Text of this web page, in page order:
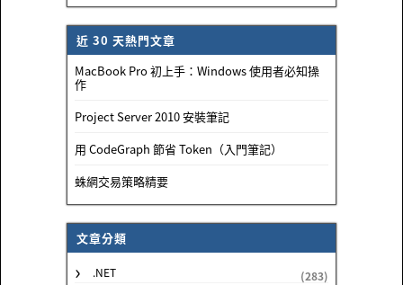
近 30 天熱門文章
MacBook Pro 初上手：Windows 使用者必知操
作
Project Server 2010 安裝筆記
用 CodeGraph 節省 Token（入門筆記）
蛛網交易策略精要
文章分類
.NET
(283)